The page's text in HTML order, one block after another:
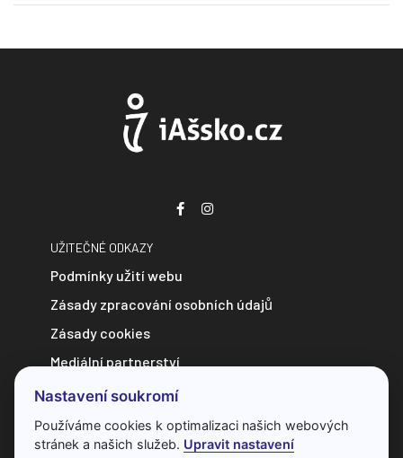
UŽITEČNÉ ODKAZY
Podmínky užití webu
Zásady zpracování osobních údajů
Zásady cookies
Mediální partnerství
Zpravodajství do e-mailu
Kontakt
Nastavení soukromí
Používáme cookies k optimalizaci našich webových
stránek a našich služeb. Upravit nastavení